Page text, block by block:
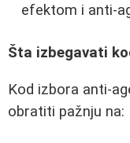
efektom i anti-
Šta izbegavati
Kod izbora anti-
obratiti pažnju na: